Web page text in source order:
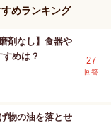
めランキング
剤なし】食器や
めは？
27
回答
物の油を落とせ